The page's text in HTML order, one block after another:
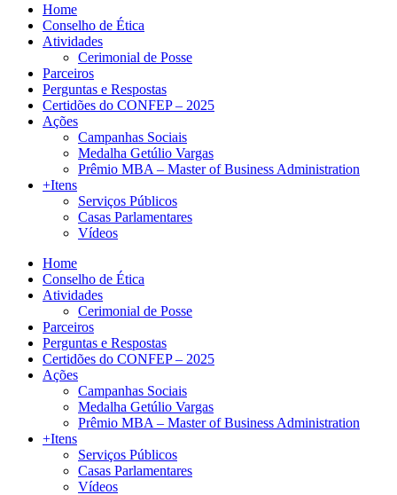
Home
Conselho de Ética
Atividades
Cerimonial de Posse
Parceiros
Perguntas e Respostas
Certidões do CONFEP – 2025
Ações
Campanhas Sociais
Medalha Getúlio Vargas
Prêmio MBA – Master of Business Administration
+Itens
Serviços Públicos
Casas Parlamentares
Vídeos
Home
Conselho de Ética
Atividades
Cerimonial de Posse
Parceiros
Perguntas e Respostas
Certidões do CONFEP – 2025
Ações
Campanhas Sociais
Medalha Getúlio Vargas
Prêmio MBA – Master of Business Administration
+Itens
Serviços Públicos
Casas Parlamentares
Vídeos